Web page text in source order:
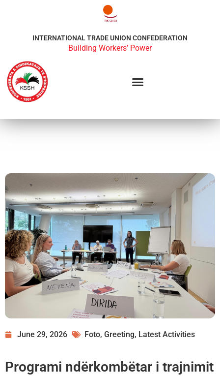
INTERNATIONAL TRADE UNION CONFEDERATION
Building Workers’ Power
June 29, 2026 Foto, Greeting, Latest Activities
Programi ndërkombëtar i trajnimit